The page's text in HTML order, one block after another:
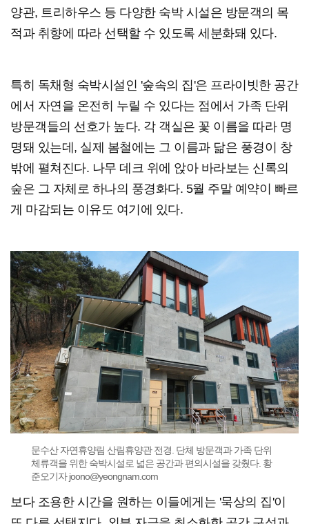
양관, 트리하우스 등 다양한 숙박 시설은 방문객의 목
적과 취향에 따라 선택할 수 있도록 세분화돼 있다.
특히 독채형 숙박시설인 '숲속의 집'은 프라이빗한 공간
에서 자연을 온전히 누릴 수 있다는 점에서 가족 단위
방문객들의 선호가 높다. 각 객실은 꽃 이름을 따라 명
명돼 있는데, 실제 봄철에는 그 이름과 닮은 풍경이 창
밖에 펼쳐진다. 나무 데크 위에 앉아 바라보는 신록의
숲은 그 자체로 하나의 풍경화다. 5월 주말 예약이 빠르
게 마감되는 이유도 여기에 있다.
문수산 자연휴양림 산림휴양관 전경. 단체 방문객과 가족 단위
체류객을 위한 숙박시설로 넓은 공간과 편의시설을 갖췄다. 황
준오기자 joono@yeongnam.com
보다 조용한 시간을 원하는 이들에게는 '묵상의 집'이